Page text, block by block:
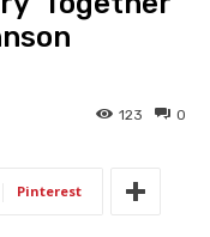
0
123
Pinterest